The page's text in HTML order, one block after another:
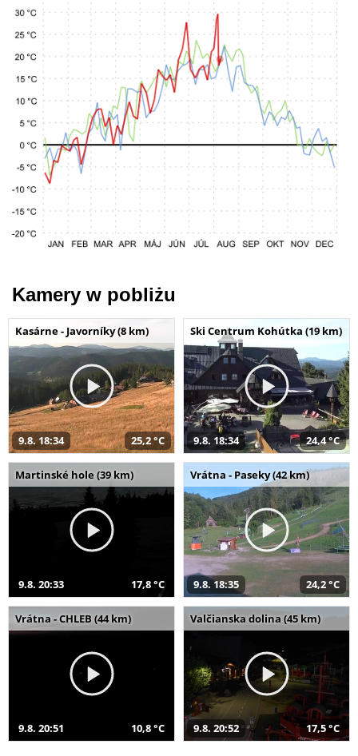
Kamery w pobliżu
Kasárne - Javorníky (8 km)
9.8. 18:34 25,2 °C
Ski Centrum Kohútka (19 km)
9.8. 18:34 24,4 °C
Martinské hole (39 km)
9.8. 20:33 17,8 °C
Vrátna - Paseky (42 km)
9.8. 18:35 24,2 °C
Vrátna - CHLEB (44 km)
9.8. 20:51 10,8 °C
Valčianska dolina (45 km)
9.8. 20:52 17,5 °C